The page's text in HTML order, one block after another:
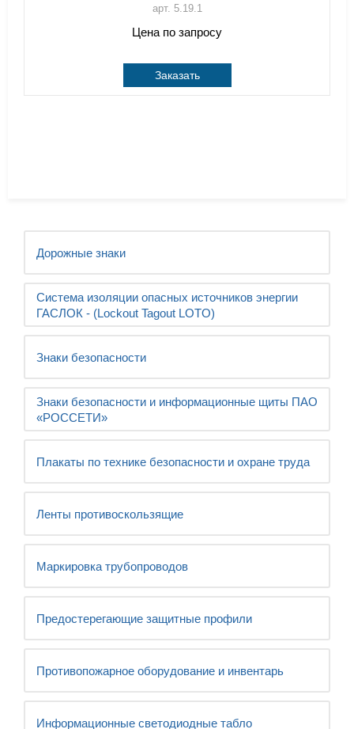
Дорожные знаки
Система изоляции опасных источников энергии
ГАСЛОК - (Lockout Tagout LOTO)
Знаки безопасности
Знаки безопасности и информационные щиты ПАО
«РОССЕТИ»
Плакаты по технике безопасности и охране труда
Ленты противоскользящие
Маркировка трубопроводов
Предостерегающие защитные профили
Противопожарное оборудование и инвентарь
Информационные светодиодные табло
арт. 5.19.1
Цена по запросу
Заказать